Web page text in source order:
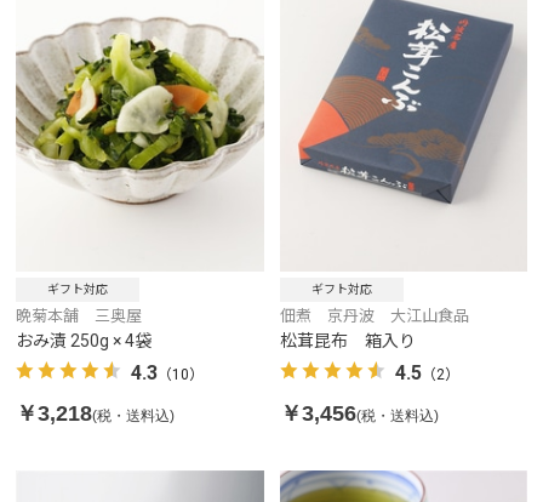
ギフト対応
晩菊本舗 三奥屋
おみ漬 250g × 4袋
4.3 （10）
￥3,218(税・送料込)
ギフト対応
佃煮 京丹波 大江山食品
松茸昆布 箱入り
4.5（2）
￥3,456(税・送料込)